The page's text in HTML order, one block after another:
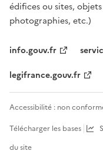
édifices ou sites,
photographies, etc.)
info.gouv.fr
legifrance.gouv.fr
Accessibilité : non
Télécharger les bases
du site